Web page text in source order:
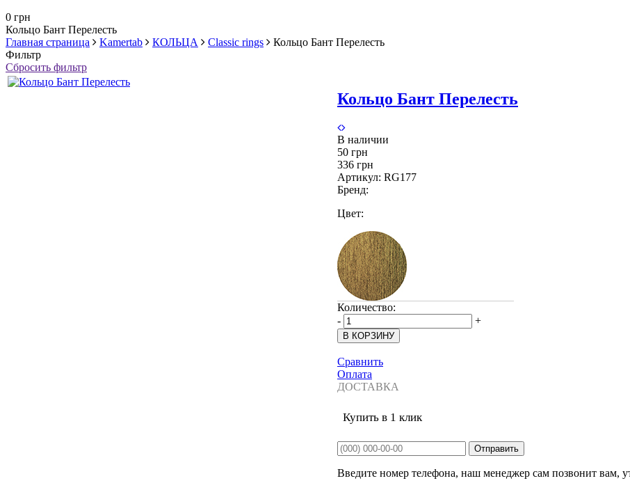
0 грн
Кольцо Бант Перелесть
Главная страница
Kamertab КОЛЬЦА Classic rings
Кольцо Бант Перелесть
Фильтр
Сбросить фильтр
Кольцо Бант Перелесть
В наличии
50 грн
336 грн
Артикул: RG177
Бренд:
Цвет:
Количество:
-
+
Сравнить
Оплата
ДОСТАВКА
Купить в 1 клик
Введите номер телефона, наш менеджер сам позвонит вам,